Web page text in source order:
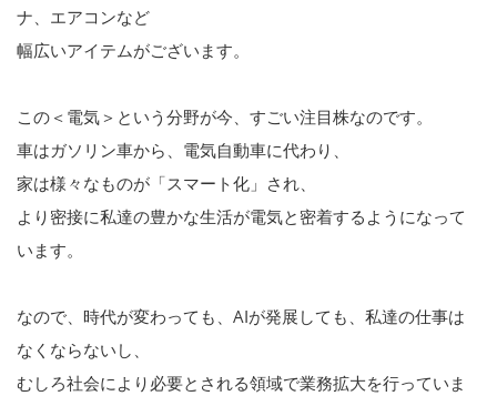
ナ、エアコンなど
幅広いアイテムがございます。
この＜電気＞という分野が今、すごい注目株なのです。
車はガソリン車から、電気自動車に代わり、
家は様々なものが「スマート化」され、
より密接に私達の豊かな生活が電気と密着するようになって
います。
なので、時代が変わっても、AIが発展しても、私達の仕事は
なくならないし、
むしろ社会により必要とされる領域で業務拡大を行っていま